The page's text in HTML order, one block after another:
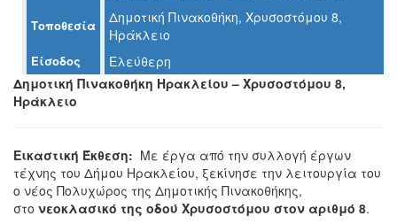
ΔΗΜΟΣ
ΠΟΛΙΤΙΣΜΟΣ
ΑΝΘΕΚΤΙΚΗ
ΠΟΛΗ
Τοποθεσία
Δημοτική Πινακοθήκη, Χρυσοστόμου 8,
Ηράκλειο
Είσοδος
Ελεύθερη
Δημοτική Πινακοθήκη Ηρακλείου – Χρυσοστόμου 8,
Ηράκλειο
Εικαστική Έκθεση: Με έργα από την συλλογή έργων
τέχνης του Δήμου Ηρακλείου, ξεκίνησε την λειτουργία του
ο νέος Πολυχώρος της Δημοτικής Πινακοθήκης,
στο νεοκλασικό της οδού Χρυσοστόμου στον αριθμό 8.